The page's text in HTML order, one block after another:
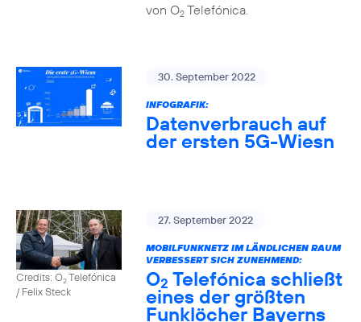
von O2Telefónica.
30. September 2022
INFOGRAFIK:
Datenverbrauch auf
der ersten 5G-Wiesn
Credits: O2Telefónica
/ Felix Steck
27. September 2022
MOBILFUNKNETZ IM LÄNDLICHEN RAUM
VERBESSERT SICH ZUNEHMEND:
O2 Telefónica schließt
eines der größten
Funklöcher Bayerns